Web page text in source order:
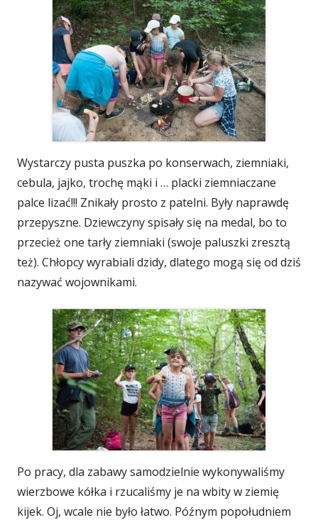
Wystarczy pusta puszka po konserwach, ziemniaki,
cebula, jajko, trochę mąki i … placki ziemniaczane
palce lizać!!! Znikały prosto z patelni. Były naprawdę
przepyszne. Dziewczyny spisały się na medal, bo to
przecież one tarły ziemniaki (swoje paluszki zresztą
też). Chłopcy wyrabiali dzidy, dlatego mogą się od dziś
nazywać wojownikami.
Po pracy, dla zabawy samodzielnie wykonywaliśmy
wierzbowe kółka i rzucaliśmy je na wbity w ziemię
kijek. Oj, wcale nie było łatwo. Późnym popołudniem